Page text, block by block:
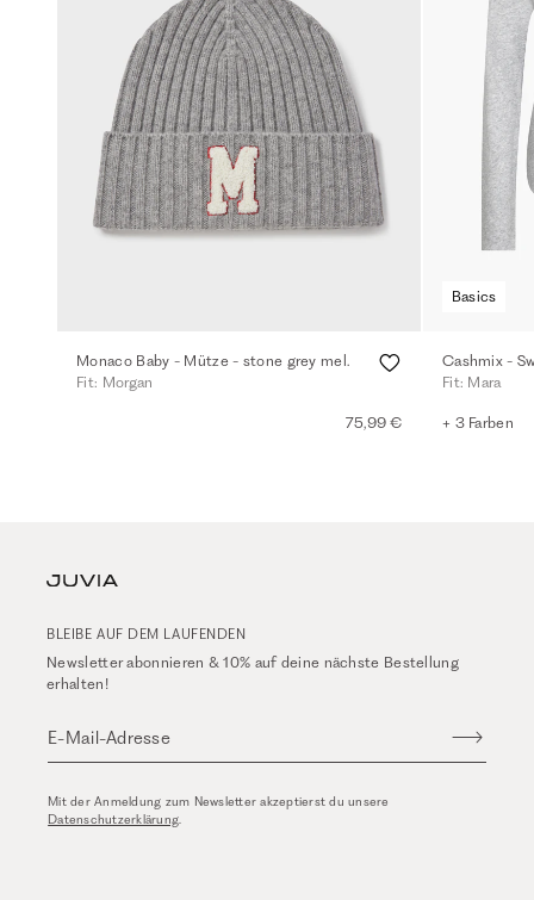
Monaco Baby - Mütze - stone grey mel.
Fit: Morgan
75,99 €
Basics
Cashmix -
Fit: Mara
+ 3 Farben
BLEIBE AUF DEM LAUFENDEN
Newsletter abonnieren & 10% auf deine nächste Bestellung
erhalten!
E-Mail-Adresse
Mit der Anmeldung zum Newsletter akzeptierst du unsere
Datenschutzerklärung.